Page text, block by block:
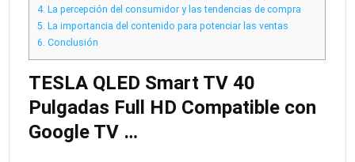
4. La percepción del consumidor y las tendencias de compra
5. La importancia del contenido para potenciar las ventas
6. Conclusión
TESLA QLED Smart TV 40
Pulgadas Full HD Compatible con
Google TV …